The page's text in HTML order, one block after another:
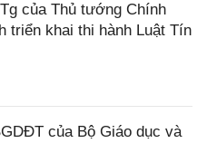
của Thủ tướng Chính
triển khai thi hành Luật Tín
của Bộ Giáo dục và